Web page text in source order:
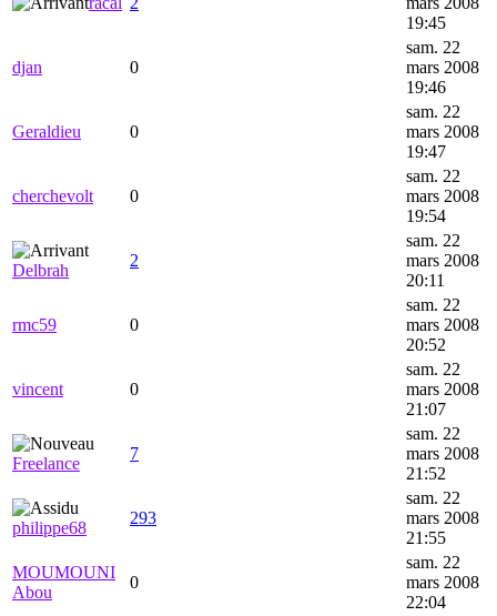
19:45
djan 0
sam. 22
mars 2008
19:46
Geraldieu 0
sam. 22
mars 2008
19:47
cherchevolt 0
sam. 22
mars 2008
19:54
Delbrah
2
sam. 22
mars 2008
20:11
rmc59 0
sam. 22
mars 2008
20:52
vincent 0
sam. 22
mars 2008
21:07
Freelance
7
sam. 22
mars 2008
21:52
philippe68
293
sam. 22
mars 2008
21:55
MOUMOUNI
Abou
0
sam. 22
mars 2008
22:04